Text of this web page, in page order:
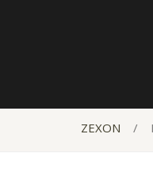
ZEXON /